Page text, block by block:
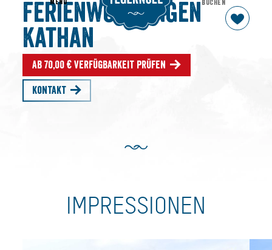
Ferienwohnungen
Kathan
Ab 70,00 € Verfügbarkeit prüfen
Kontakt
IMPRESSIONEN
MENU BUCHEN